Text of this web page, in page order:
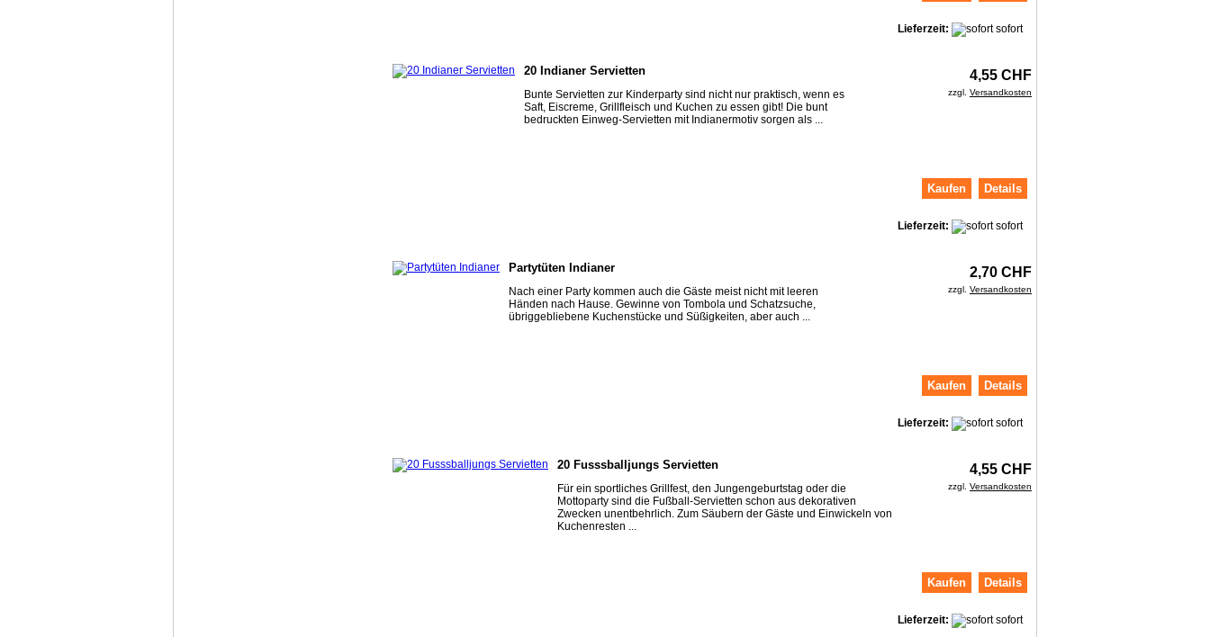
Lieferzeit: sofort
20 Indianer Servietten
Bunte Servietten zur Kinderparty sind nicht nur praktisch, wenn es
Saft, Eiscreme, Grillfleisch und Kuchen zu essen gibt! Die bunt
bedruckten Einweg-Servietten mit Indianermotiv sorgen als ...
4,55 CHF
zzgl. Versandkosten
Kaufen Details
Lieferzeit: sofort
Partytüten Indianer
Nach einer Party kommen auch die Gäste meist nicht mit leeren
Händen nach Hause. Gewinne von Tombola und Schatzsuche,
übriggebliebene Kuchenstücke und Süßigkeiten, aber auch ...
2,70 CHF
zzgl. Versandkosten
Kaufen Details
Lieferzeit: sofort
20 Fusssballjungs Servietten
Für ein sportliches Grillfest, den Jungengeburtstag oder die
Mottoparty sind die Fußball-Servietten schon aus dekorativen
Zwecken unentbehrlich. Zum Säubern der Gäste und Einwickeln von
Kuchenresten ...
4,55 CHF
zzgl. Versandkosten
Kaufen Details
Lieferzeit: sofort